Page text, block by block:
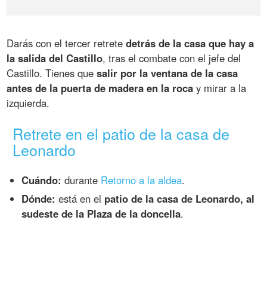
Darás con el tercer retretedetrás de la casa que hay a
la salida del Castillo, tras el combate con el jefe del
Castillo. Tienes quesalir por la ventana de la casa
antes de la puerta de madera en la roca y mirar a la
izquierda.
Retrete en el patio de la casa de
Leonardo
Cuándo: durante Retorno a la aldea.
Dónde: está en el patio de la casa de Leonardo, al
sudeste de la Plaza de la doncella.